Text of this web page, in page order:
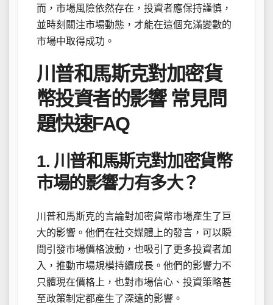
而，市場風險依然存在，投資者應保持謹慎，
並時刻關注市場動態，才能在這個充滿變數的
市場中取得成功。
川普和馬斯克對加密貨
幣投資者的影響 常見問
題快速FAQ
1. 川普和馬斯克對加密貨幣
市場的影響力有多大？
川普和馬斯克的言論對加密貨幣市場產生了巨
大的影響。他們在社交媒體上的發言，可以瞬
間引發市場價格波動，也吸引了更多投資者加
入，推動市場規模持續成長。他們的影響力不
只體現在價格上，也對市場信心、投資策略甚
至政策制定都產生了深遠的影響。